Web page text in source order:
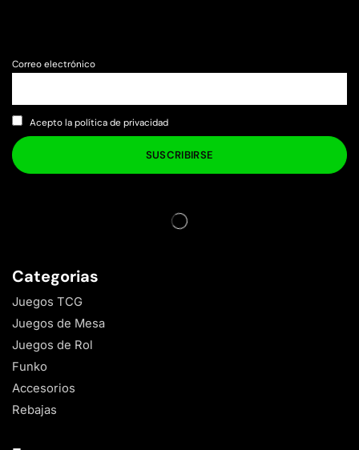
Correo electrónico
Acepto la política de privacidad
Categorias
Juegos TCG
Juegos de Mesa
Juegos de Rol
Funko
Accesorios
Rebajas